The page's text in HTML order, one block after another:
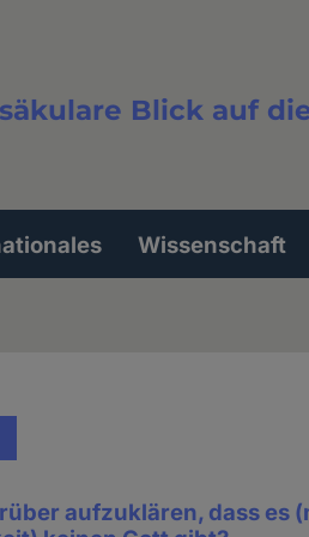
Blick auf
Wissenschaft
aufzuklären, dass es